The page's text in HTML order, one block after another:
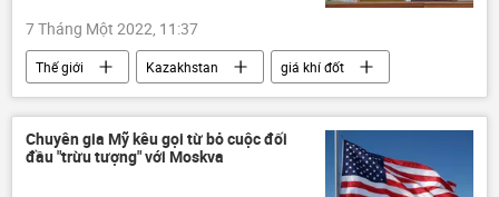
7 Tháng Một 2022, 11:37
Thế giới Kazakhstan
giá khí đốt
CSTO
Kassym-Zhomart Tokayev
Bạo loạn ở Kazakhstan
Chuyên gia Mỹ kêu gọi từ bỏ cuộc đối
đầu "trừu tượng" với Moskva